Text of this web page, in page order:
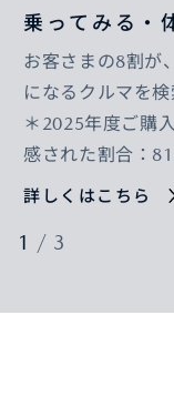
乗ってみる・
お客さまの8割が
になるクルマを検
＊2025年度ご購
感された割合：
詳しくはこちら
1 / 3